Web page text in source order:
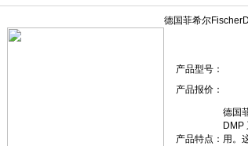
德国菲希尔
产品型号：
产品报价：
产品特点：
德国
DMP
用。